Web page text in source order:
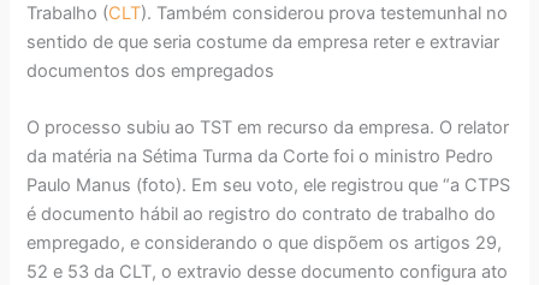
Trabalho (CLT). Também considerou prova testemunhal no
sentido de que seria costume da empresa reter e extraviar
documentos dos empregados
O processo subiu ao TST em recurso da empresa. O relator
da matéria na Sétima Turma da Corte foi o ministro Pedro
Paulo Manus (foto). Em seu voto, ele registrou que “a CTPS
é documento hábil ao registro do contrato de trabalho do
empregado, e considerando o que dispõem os artigos 29,
52 e 53 da CLT, o extravio desse documento configura ato